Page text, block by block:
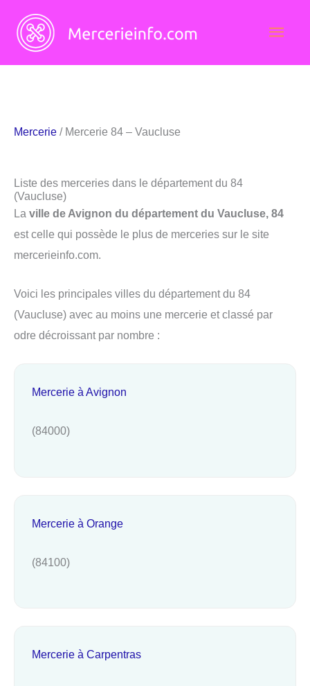
contenu
Mercerie / Mercerie 84 – Vaucluse
Liste des merceries dans le département du 84
(Vaucluse)
La ville de Avignon du département du Vaucluse, 84
est celle qui possède le plus de merceries sur le site
mercerieinfo.com.
Voici les principales villes du département du 84
(Vaucluse) avec au moins une mercerie et classé par
odre décroissant par nombre :
Mercerie à Avignon
(84000)
Mercerie à Orange
(84100)
Mercerie à Carpentras